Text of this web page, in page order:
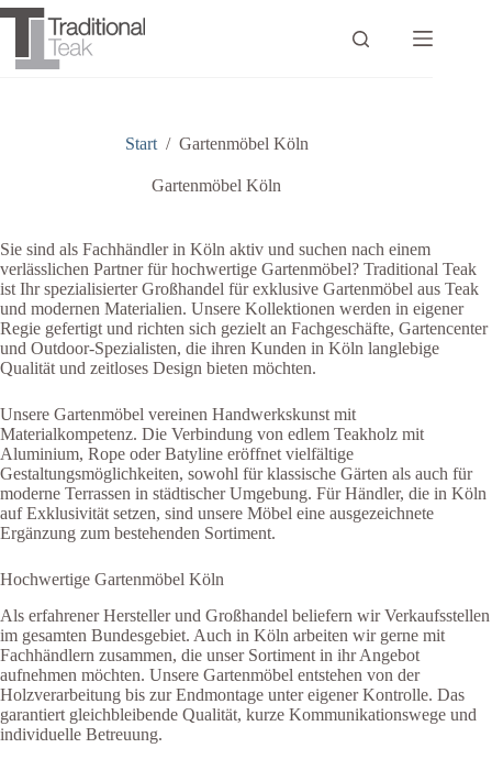
Zum
Start / Gartenmöbel Köln
Gartenmöbel Köln
Sie sind als Fachhändler in Köln aktiv und suchen nach einem
verlässlichen Partner für hochwertige Gartenmöbel? Traditional Teak
ist Ihr spezialisierter Großhandel für exklusive Gartenmöbel aus Teak
und modernen Materialien. Unsere Kollektionen werden in eigener
Regie gefertigt und richten sich gezielt an Fachgeschäfte, Gartencenter
und Outdoor-Spezialisten, die ihren Kunden in Köln langlebige
Qualität und zeitloses Design bieten möchten.
Unsere Gartenmöbel vereinen Handwerkskunst mit
Materialkompetenz. Die Verbindung von edlem Teakholz mit
Aluminium, Rope oder Batyline eröffnet vielfältige
Gestaltungsmöglichkeiten, sowohl für klassische Gärten als auch für
moderne Terrassen in städtischer Umgebung. Für Händler, die in Köln
auf Exklusivität setzen, sind unsere Möbel eine ausgezeichnete
Ergänzung zum bestehenden Sortiment.
Hochwertige Gartenmöbel Köln
Als erfahrener Hersteller und Großhandel beliefern wir Verkaufsstellen
im gesamten Bundesgebiet. Auch in Köln arbeiten wir gerne mit
Fachhändlern zusammen, die unser Sortiment in ihr Angebot
aufnehmen möchten. Unsere Gartenmöbel entstehen von der
Holzverarbeitung bis zur Endmontage unter eigener Kontrolle. Das
garantiert gleichbleibende Qualität, kurze Kommunikationswege und
individuelle Betreuung.